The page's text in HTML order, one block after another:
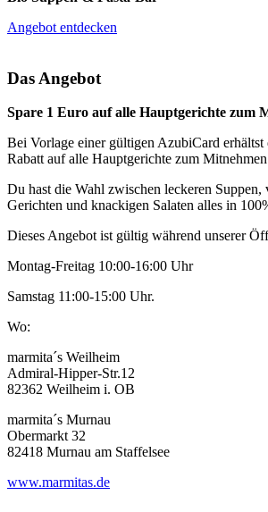
Angebot entdecken
Das Angebot
Spare 1 Euro auf alle Hauptgerichte zum
Bei Vorlage einer gültigen AzubiCard erhältst
Rabatt auf alle Hauptgerichte zum
Du hast die Wahl zwischen leckeren Suppen,
Gerichten und knackigen Salaten alles in
Dieses Angebot ist gültig während unserer
Montag-Freitag 10:00-16:00 Uhr
Samstag 11:00-15:00 Uhr.
Wo:
marmita´s Weilheim
Admiral-Hipper-Str.12
82362 Weilheim i. OB
marmita´s Murnau
Obermarkt 32
82418 Murnau am Staffelsee
www.marmitas.de